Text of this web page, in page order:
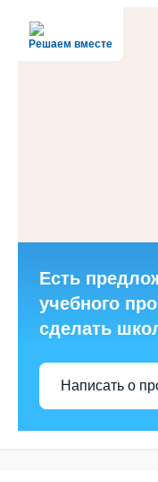
Решаем вместе
Есть
учебного
сделать
Написать о